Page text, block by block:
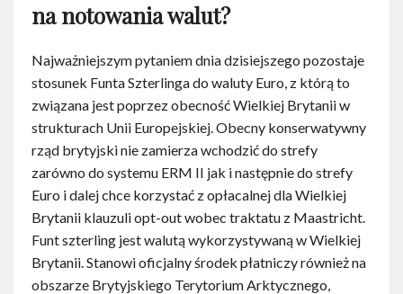
na notowania walut?
Najważniejszym pytaniem dnia dzisiejszego pozostaje
stosunek Funta Szterlinga do waluty Euro, z którą to
związana jest poprzez obecność Wielkiej Brytanii w
strukturach Unii Europejskiej. Obecny konserwatywny
rząd brytyjski nie zamierza wchodzić do strefy
zarówno do systemu ERM II jak i następnie do strefy
Euro i dalej chce korzystać z opłacalnej dla Wielkiej
Brytanii klauzuli opt-out wobec traktatu z Maastricht.
Funt szterling jest walutą wykorzystywaną w Wielkiej
Brytanii. Stanowi oficjalny środek płatniczy również na
obszarze Brytyjskiego Terytorium Arktycznego,